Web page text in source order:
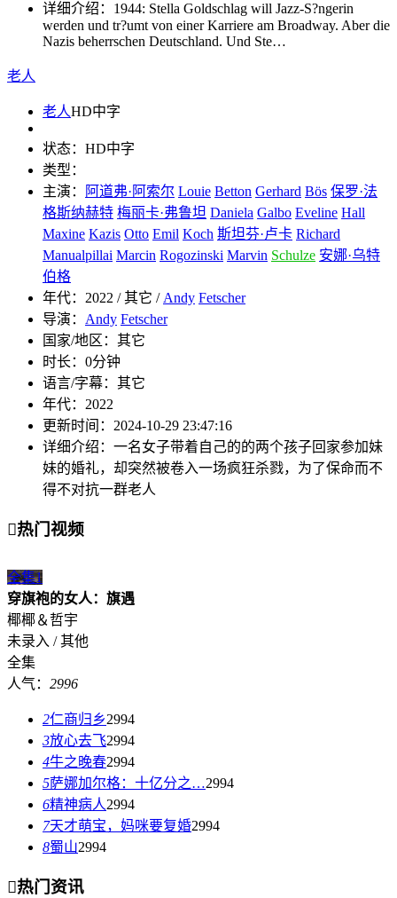
详细介绍： 1944: Stella Goldschlag will Jazz-S?ngerin
werden und tr?umt von einer Karriere am Broadway. Aber die
Nazis beherrschen Deutschland. Und Ste…
老人
老人HD中字
状态： HD中字
类型：
主演：
阿道弗·阿索尔 Louie Betton Gerhard Bös 保罗·法
格斯纳赫特 梅丽卡·弗鲁坦 Daniela Galbo Eveline Hall
Maxine Kazis Otto Emil Koch 斯坦芬·卢卡 Richard
Manualpillai Marcin Rogozinski Marvin Schulze 安娜·乌特
伯格
年代： 2022 / 其它 /Andy Fetscher
导演： Andy Fetscher
国家/地区： 其它
时长： 0分钟
语言/字幕： 其它
年代： 2022
更新时间： 2024-10-29 23:47:16
详细介绍： 一名女子带着自己的的两个孩子回家参加妹
妹的婚礼，却突然被卷入一场疯狂杀戮，为了保命而不
得不对抗一群老人
热门视频
全集1
穿旗袍的女人：旗遇
椰椰＆哲宇
未录入 / 其他
全集
人气： 2996
2仁商归乡2994
3放心去飞2994
4牛之晚春2994
5萨娜加尔格：十亿分之…2994
6精神病人2994
7天才萌宝，妈咪要复婚2994
8蜀山2994
热门资讯